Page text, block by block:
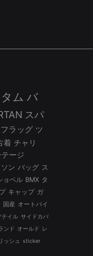
ム バ
スパ
フラッグ ツ
着 チャリ
テージ
ン バッグ ス
ョベル BMX タ
キャップ ガ
国産 オートバイ
テイル サイドカバ
ンド オールド レ
ッシュ sticker